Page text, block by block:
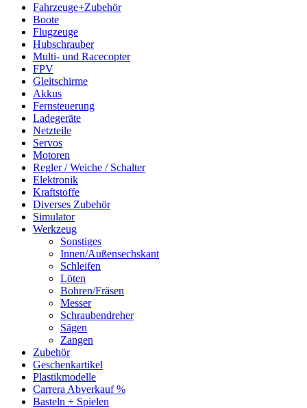
Fahrzeuge+Zubehör
Boote
Flugzeuge
Hubschrauber
Multi- und Racecopter
FPV
Gleitschirme
Akkus
Fernsteuerung
Ladegeräte
Netzteile
Servos
Motoren
Regler / Weiche / Schalter
Elektronik
Kraftstoffe
Diverses Zubehör
Simulator
Werkzeug
Sonstiges
Innen/Außensechskant
Schleifen
Löten
Bohren/Fräsen
Messer
Schraubendreher
Sägen
Zangen
Zubehör
Geschenkartikel
Plastikmodelle
Carrera Abverkauf %
Basteln + Spielen